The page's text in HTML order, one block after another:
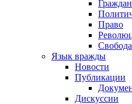
Право
Язык вражды
Новости
Публикации
Дискуссии